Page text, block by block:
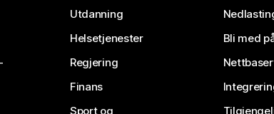
Send inn et spørsmål
Utdanning
Helsetjenester
Regjering
Finans
Sport og
Bli med